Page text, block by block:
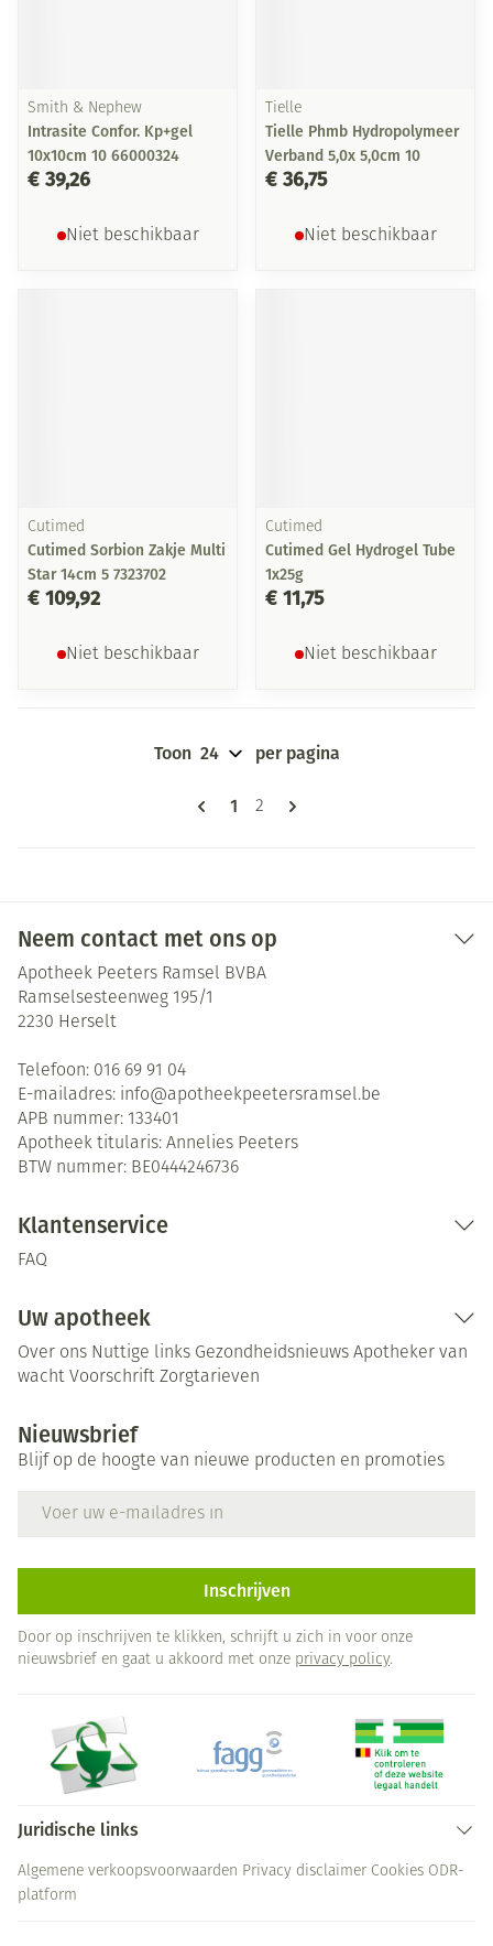
Smith & Nephew
Intrasite Confor. Kp+gel
10x10cm 10 66000324
€ 39,26
Niet beschikbaar
Tielle
Tielle Phmb Hydropolymeer
Verband 5,0x 5,0cm 10
€ 36,75
Niet beschikbaar
Cutimed
Cutimed Sorbion Zakje Multi
Star 14cm 5 7323702
€ 109,92
Niet beschikbaar
Cutimed
Cutimed Gel Hydrogel Tube
1x25g
€ 11,75
Niet beschikbaar
Pagina's
U lees momenteel pagina
1 Pagina
2
Toon per pagina
Neem contact met ons op
Apotheek Peeters Ramsel BVBA
Ramselsesteenweg 195/1
2230 Herselt
Telefoon: 016 69 91 04
E-mailadres: info@apotheekpeetersramsel.be
APB nummer: 133401
Apotheek titularis: Annelies Peeters
BTW nummer: BE0444246736
Klantenservice
FAQ
Uw apotheek
Over ons Nuttige links Gezondheidsnieuws Apotheker van
wacht Voorschrift Zorgtarieven
Nieuwsbrief
Blijf op de hoogte van nieuwe producten en promoties
Inschrijven
Door op inschrijven te klikken, schrijft u zich in voor onze
nieuwsbrief en gaat u akkoord met onze privacy policy.
Juridische links
Algemene verkoopsvoorwaarden Privacy disclaimer Cookies ODR-
platform